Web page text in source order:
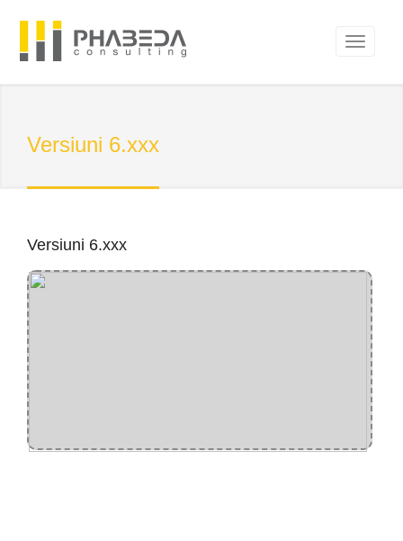
Versiuni 6.xxx
Versiuni 6.xxx